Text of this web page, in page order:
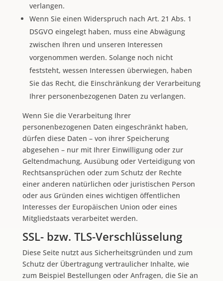
verlangen.
Wenn Sie einen Widerspruch nach Art. 21 Abs. 1
DSGVO eingelegt haben, muss eine Abwägung
zwischen Ihren und unseren Interessen
vorgenommen werden. Solange noch nicht
feststeht, wessen Interessen überwiegen, haben
Sie das Recht, die Einschränkung der Verarbeitung
Ihrer personenbezogenen Daten zu verlangen.
Wenn Sie die Verarbeitung Ihrer
personenbezogenen Daten eingeschränkt haben,
dürfen diese Daten – von ihrer Speicherung
abgesehen – nur mit Ihrer Einwilligung oder zur
Geltendmachung, Ausübung oder Verteidigung von
Rechtsansprüchen oder zum Schutz der Rechte
einer anderen natürlichen oder juristischen Person
oder aus Gründen eines wichtigen öffentlichen
Interesses der Europäischen Union oder eines
Mitgliedstaats verarbeitet werden.
SSL- bzw. TLS-Verschlüsselung
Diese Seite nutzt aus Sicherheitsgründen und zum
Schutz der Übertragung vertraulicher Inhalte, wie
zum Beispiel Bestellungen oder Anfragen, die Sie an